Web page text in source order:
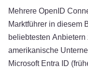
Mehrere OpenID
Marktführer in diesem
beliebtesten
amerikanische
Microsoft Entra ID